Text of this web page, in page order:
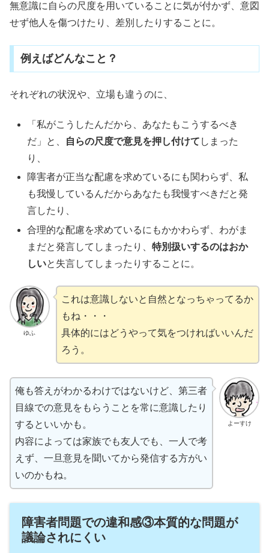
無意識に自らの尺度を用いていることに気が付かず、意図
せず他人を傷つけたり、差別したりすることに。
例えばどんなこと？
それぞれの状況や、立場も違うのに、
「私がこうしたんだから、あなたもこうするべき
だ」と、
自らの尺度で意見を押し付けて しまった
り、
障害者が正当な配慮を求めているにも関わらず、私
も我慢しているんだからあなたも我慢すべきだと発
言したり、
合理的な配慮を求めているにもかかわらず、わがま
まだと発言してしまったり、特別扱いするのはおか
しいと失言してしまったりすることに。
ゆふ
これは意識しないと自然となっちゃってるか
もね・・・
具体的にはどうやって気をつければいいんだ
ろう。
よーすけ
俺も答えがわかるわけではないけど、第三者
目線での意見をもらうことを常に意識したり
するといいかも。
内容によっては家族でも友人でも、一人で考
えず、一旦意見を聞いてから発信する方がい
いのかもね。
障害者問題での違和感③本質的な問題が
議論されにくい